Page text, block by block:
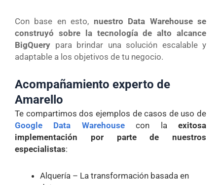
Con base en esto, nuestro Data Warehouse se
construyó sobre la tecnología de alto alcance
BigQuery para brindar una solución escalable y
adaptable a los objetivos de tu negocio.
Acompañamiento experto de
Amarello
Te compartimos dos ejemplos de casos de uso de
Google Data Warehousecon laexitosa
implementación por parte de nuestros
especialistas:
Alquería – La transformación basada en